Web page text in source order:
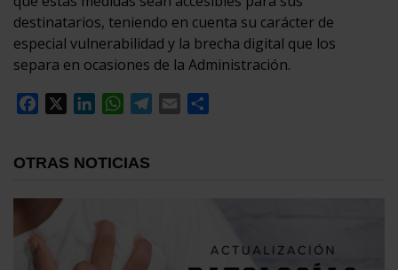
destinatarios, teniendo en cuenta su carácter de
especial vulnerabilidad y la brecha digital que los
separa en ocasiones de la Administración.
Facebook
LinkedInWhatsApp
Telegram
Email
OTRAS NOTICIAS